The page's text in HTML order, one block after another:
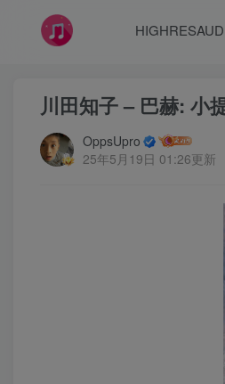
川田知子 – 巴赫: 小
OppsUpro
25年5月19日 01:26更新